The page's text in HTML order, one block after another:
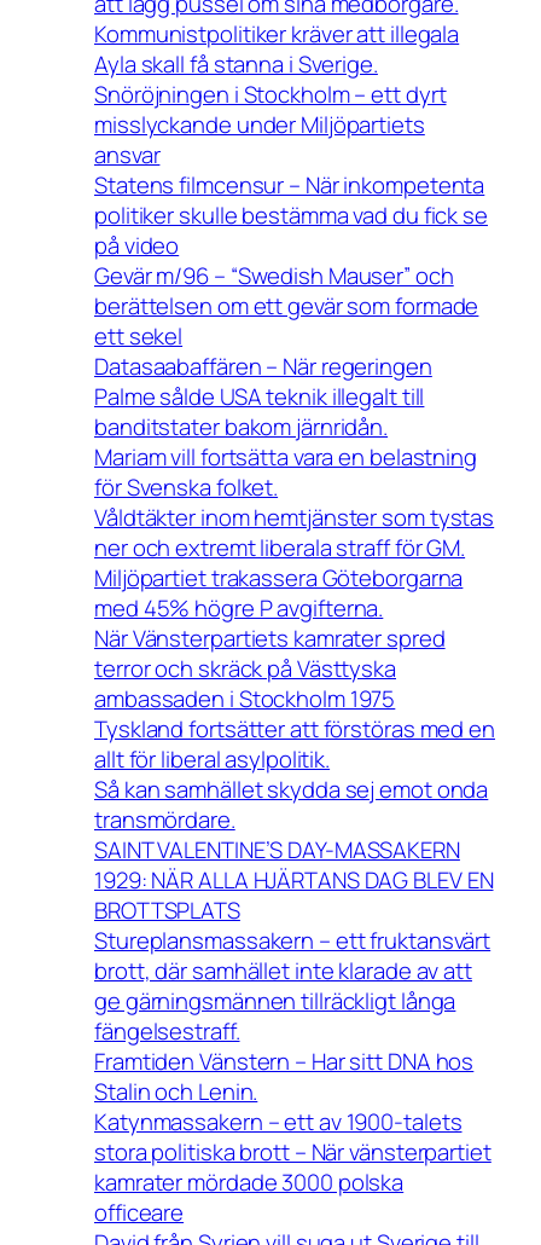
Kommunistpolitiker kräver att illegala
Ayla skall få stanna i Sverige.
Snöröjningen i Stockholm – ett dyrt
misslyckande under Miljöpartiets
ansvar
Statens filmcensur – När inkompetenta
politiker skulle bestämma vad du fick se
på video
Gevär m/96 – “Swedish Mauser” och
berättelsen om ett gevär som formade
ett sekel
Datasaabaffären – När regeringen
Palme sålde USA teknik illegalt till
banditstater bakom järnridån.
Mariam vill fortsätta vara en belastning
för Svenska folket.
Våldtäkter inom hemtjänster som tystas
ner och extremt liberala straff för GM.
Miljöpartiet trakassera Göteborgarna
med 45% högre P avgifterna.
När Vänsterpartiets kamrater spred
terror och skräck på Västtyska
ambassaden i Stockholm 1975
Tyskland fortsätter att förstöras med en
allt för liberal asylpolitik.
Så kan samhället skydda sej emot onda
transmördare.
SAINT VALENTINE’S DAY-MASSAKERN
1929: NÄR ALLA HJÄRTANS DAG BLEV EN
BROTTSPLATS
Stureplansmassakern – ett fruktansvärt
brott, där samhället inte klarade av att
ge gärningsmännen tillräckligt långa
fängelsestraff.
Framtiden Vänstern – Har sitt DNA hos
Stalin och Lenin.
Katynmassakern – ett av 1900-talets
stora politiska brott – När vänsterpartiet
kamrater mördade 3000 polska
officeare